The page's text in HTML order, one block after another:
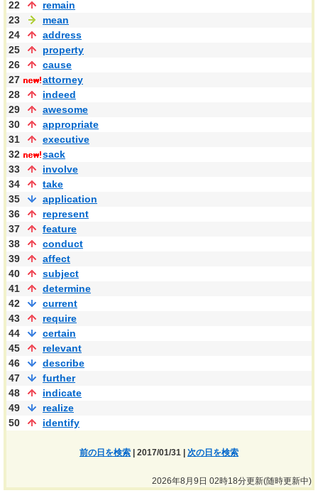
22
remain
23
mean
24
address
25
property
26
cause
27
attorney
28
indeed
29
awesome
30
appropriate
31
executive
32
sack
33
involve
34
take
35
application
36
represent
37
feature
38
conduct
39
affect
40
subject
41
determine
42
current
43
require
44
certain
45
relevant
46
describe
47
further
48
indicate
49
realize
50
identify
前の日を検索 | 2017/01/31 | 次の日を検索
2026年8月9日 02時18分更新(随時更新中)